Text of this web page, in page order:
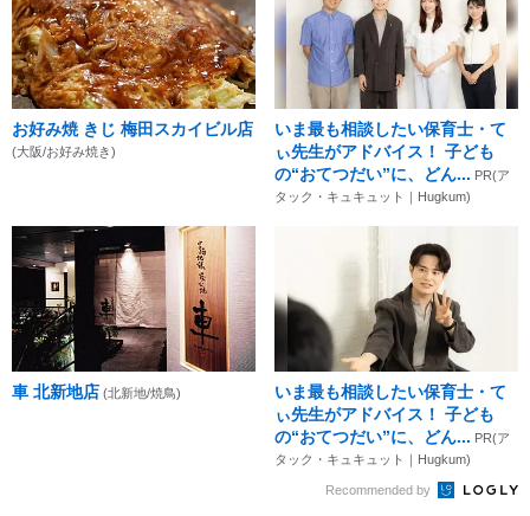
お好み焼 きじ 梅田スカイビル店
(大阪/お好み焼き)
いま最も相談したい保育士・て
ぃ先生がアドバイス！ 子ども
の“おてつだい”に、どん... PR(ア
タック・キュキュット｜Hugkum)
車 北新地店 (北新地/焼鳥)
いま最も相談したい保育士・て
ぃ先生がアドバイス！ 子ども
の“おてつだい”に、どん... PR(ア
タック・キュキュット｜Hugkum)
Recommended by